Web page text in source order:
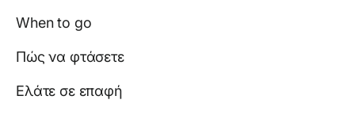
When to go
Πώς να φτάσετε
Ελάτε σε επαφή